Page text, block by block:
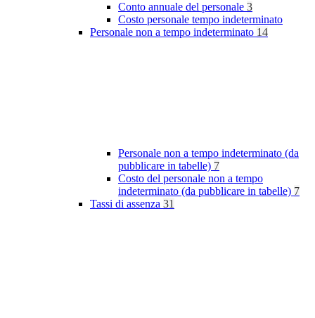
Conto annuale del personale 3
Costo personale tempo indeterminato
Personale non a tempo indeterminato 14
Personale non a tempo indeterminato (da
pubblicare in tabelle) 7
Costo del personale non a tempo
indeterminato (da pubblicare in tabelle) 7
Tassi di assenza 31